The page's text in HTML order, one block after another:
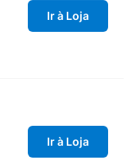
Ir à Loja
Ir à Loja